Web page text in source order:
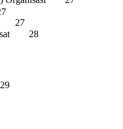
27
28